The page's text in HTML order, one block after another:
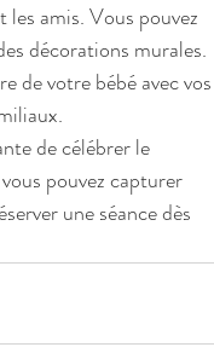
amis. Vous pouvez
décorations murales.
de votre bébé avec vos
de célébrer le
pouvez capturer
une séance dès